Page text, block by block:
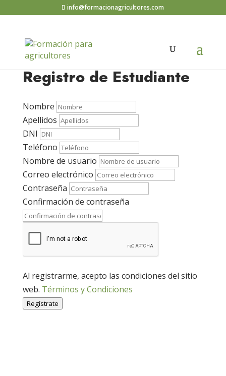
info@formacionagricultores.com
Registro de Estudiante
Nombre
Apellidos
DNI
Teléfono
Nombre de usuario
Correo electrónico
Contraseña
Confirmación de contraseña
Al registrarme, acepto las condiciones del sitio
web. Términos y Condiciones
Regístrate